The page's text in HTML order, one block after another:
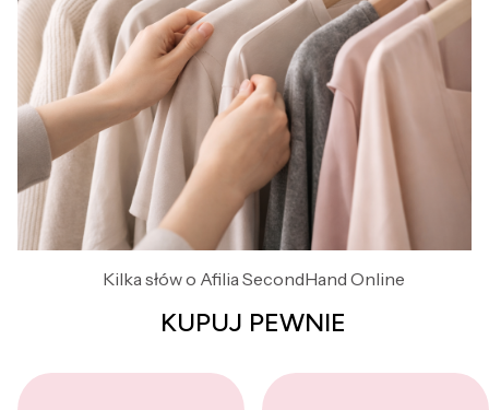
Kilka słów o Afilia SecondHand Online
KUPUJ PEWNIE